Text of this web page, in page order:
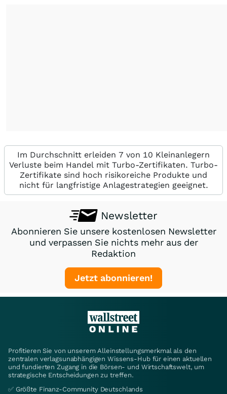
Im Durchschnitt erleiden 7 von 10 Kleinanlegern
Verluste beim Handel mit Turbo-Zertifikaten. Turbo-
Zertifikate sind hoch risikoreiche Produkte und
nicht für langfristige Anlagestrategien geeignet.
Newsletter
Abonnieren Sie unsere kostenlosen Newsletter
und verpassen Sie nichts mehr aus der
Redaktion
Jetzt abonnieren!
Profitieren Sie von unserem Alleinstellungsmerkmal als den
zentralen verlagsunabhängigen Wissens-Hub für einen aktuellen
und fundierten Zugang in die Börsen- und Wirtschaftswelt, um
strategische Entscheidungen zu treffen.
✅ Größte Finanz-Community Deutschlands